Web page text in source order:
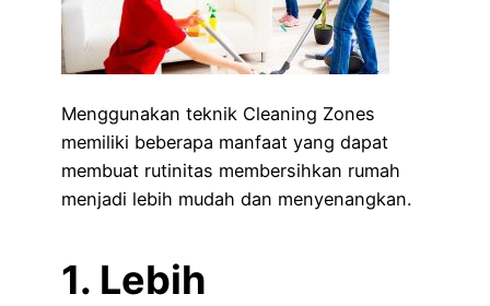
Menggunakan teknik Cleaning Zones
memiliki beberapa manfaat yang dapat
membuat rutinitas membersihkan rumah
menjadi lebih mudah dan menyenangkan.
1. Lebih